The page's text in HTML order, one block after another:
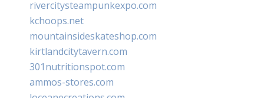
rivercitysteampunkexpo.com
kchoops.net
mountainsideskateshop.com
kirtlandcitytavern.com
301nutritionspot.com
ammos-stores.com